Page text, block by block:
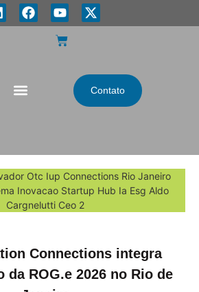
Contato
Connections integra
da ROG.e 2026 no Rio de